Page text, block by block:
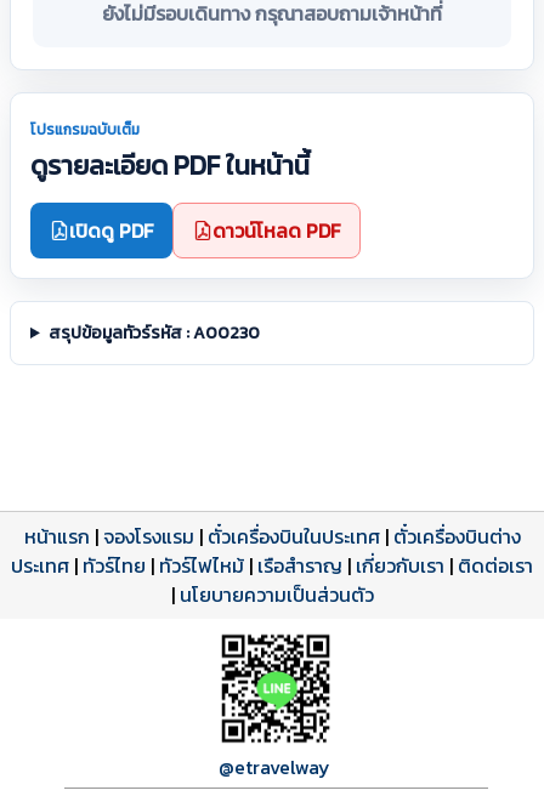
ยังไม่มีรอบเดินทาง กรุณาสอบถามเจ้าหน้าที่
โปรแกรมฉบับเต็ม
ดูรายละเอียด PDF ในหน้านี้
เปิดดู PDF ดาวน์โหลด PDF
สรุปข้อมูลทัวร์รหัส : A00230
โปรแกรมทัวร์
ดาวน์โหลด PDF
รีวิวลูกค้าจริง
รีวิวจาก eTravelWay
เปิดหน้าเต็ม
ใบอนุญาตนำเที่ยว
เลขที่ 11/11450
เปิดหน้าเต็ม
หน้าแรก |จองโรงแรม | ตั๋วเครื่องบินในประเทศ| ตั๋วเครื่องบินต่าง
ประเทศ | ทัวร์ไทย | ทัวร์ไฟไหม้ | เรือสำราญ | เกี่ยวกับเรา | ติดต่อเรา
| นโยบายความเป็นส่วนตัว
@etravelway